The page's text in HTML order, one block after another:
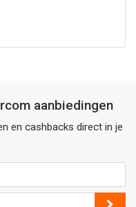
aanbiedingen
en cashbacks direct in je